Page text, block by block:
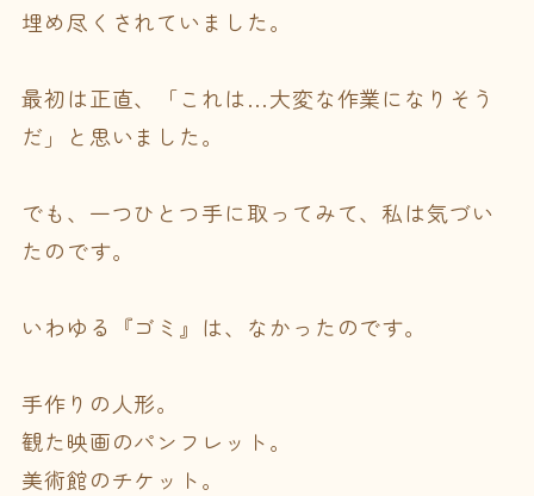
埋め尽くされていました。
最初は正直、「これは…大変な作業になりそう
だ」と思いました。
でも、一つひとつ手に取ってみて、私は気づい
たのです。
いわゆる『ゴミ』は、なかったのです。
手作りの人形。
観た映画のパンフレット。
美術館のチケット。